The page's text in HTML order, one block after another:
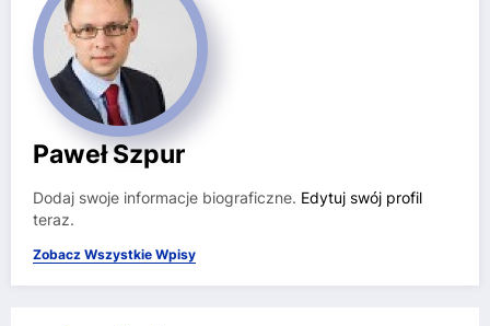
Paweł Szpur
Dodaj swoje informacje biograficzne. Edytuj swój profil
teraz.
Zobacz Wszystkie Wpisy